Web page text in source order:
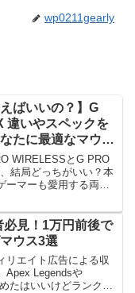
wp0211gearly
ばいいの？】G
違いやスペックを
たに最適なマウス
何か！2026年
WIRELESSとG PRO
結局どっちがいい？本
ーマーも愛用する両モ
性を徹底比較。あなた
に最適なゲーミングマ
、迷った時にG PRO
すめの理由を詳しく解
見！1万円前後で
ウス3選
リエイト広告による収
Apex Legendsや
たはいいけどランクが